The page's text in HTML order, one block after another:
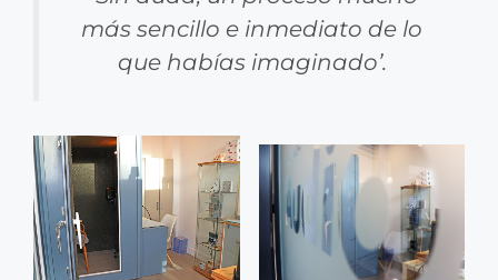
más sencillo e inmediato de lo
que habías imaginado’.